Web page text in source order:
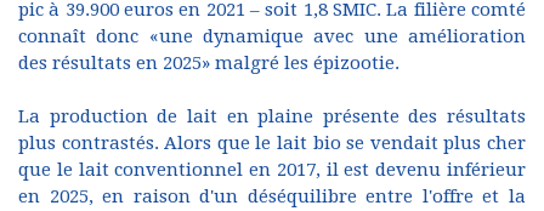
pic à 39.900 euros en 2021 – soit 1,8 SMIC. La filière comté
connaît donc «une dynamique avec une amélioration
des résultats en 2025» malgré les épizootie.
La production de lait en plaine présente des résultats
plus contrastés. Alors que le lait bio se vendait plus cher
que le lait conventionnel en 2017, il est devenu inférieur
en 2025, en raison d'un déséquilibre entre l'offre et la